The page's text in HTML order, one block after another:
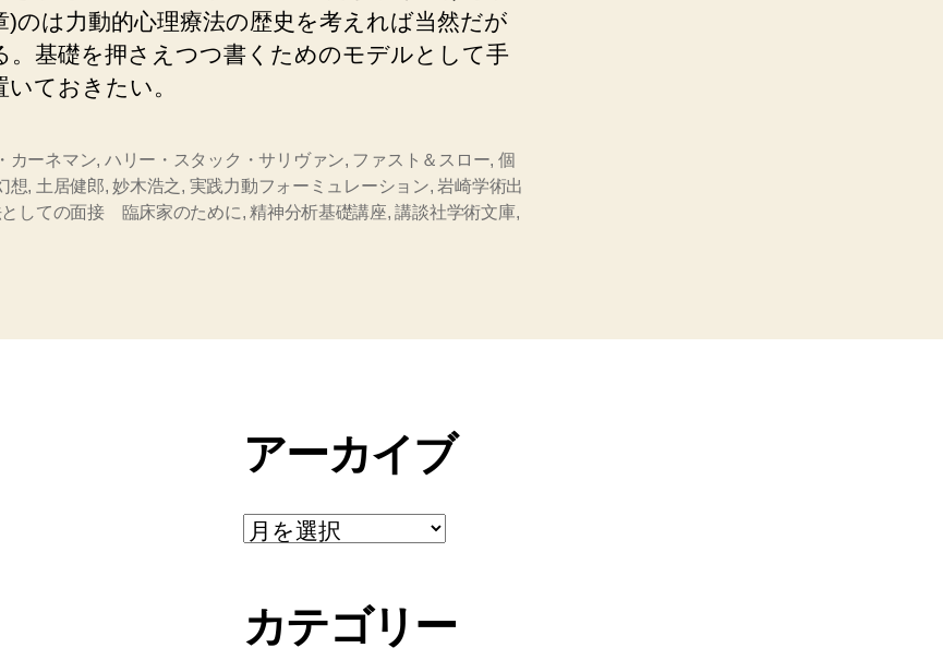
)のは力動的心理療法の歴史を考えれば当然だが
。基礎を押さえつつ書くためのモデルとして手
いておきたい。
カーネマン, ハリー・スタック・サリヴァン, ファスト＆スロー, 個
想, 土居健郎,妙木浩之, 実践力動フォーミュレーション,岩崎学術出
しての面接 臨床家のために,精神分析基礎講座,講談社学術文庫,
アーカイブ
ア
ー
ブ
カテゴリー